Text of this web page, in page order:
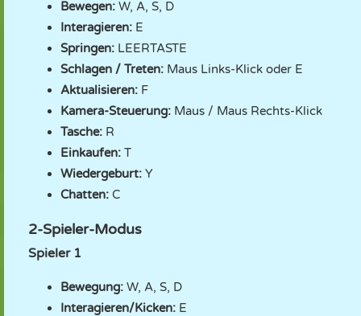
Bewegen: W, A, S, D
Interagieren: E
Springen: LEERTASTE
Schlagen / Treten: Maus Links-Klick oder E
Aktualisieren: F
Kamera-Steuerung: Maus / Maus Rechts-Klick
Tasche: R
Einkaufen: T
Wiedergeburt: Y
Chatten: C
2-Spieler-Modus
Spieler 1
Bewegung: W, A, S, D
Interagieren/Kicken: E